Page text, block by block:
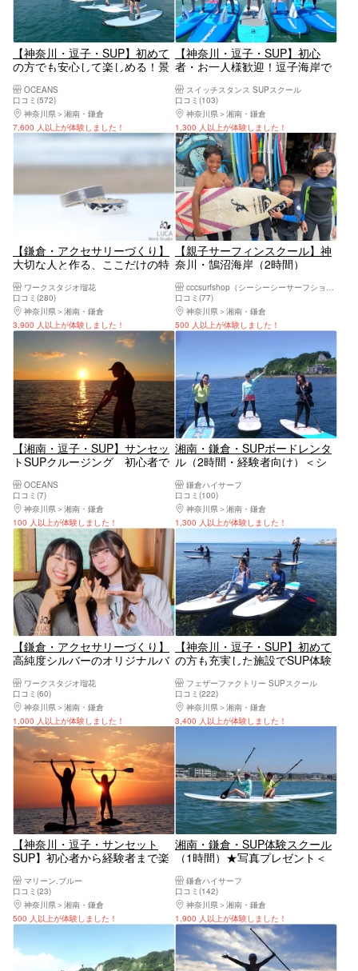
【神奈川・逗子・SUP】初めて
の方でも安心して楽しめる！景
★写真プレゼント
OCEANS
口コミ(572)
神奈川県
湘南・鎌倉
7,600 人以上が体験しました！
【神奈川・逗子・SUP】初心
者・お一人様歓迎！逗子海岸で
ト！スイッチスタンス SUPスクール
口コミ(103)
神奈川県
湘南・鎌倉
1,300 人以上が体験しました！
【鎌倉・アクセサリーづくり】
大切な人と作る、ここだけの特
本格シルバーリング制作（鎌倉
駅より6分／約2時間でお持ち帰
り可能）
ワークスタジオ瑠花
口コミ(280)
神奈川県
湘南・鎌倉
3,900 人以上が体験しました！
【親子サーフィンスクール】神
奈川・鵠沼海岸（2時間）
cccsurfshop（シーシーシーサーフショップ）
口コミ(77)
神奈川県
湘南・鎌倉
500 人以上が体験しました！
【湘南・逗子・SUP】サンセッ
トSUPクルージング 初心者で
プルに大人気！綺麗な景色と
SUPを楽しんでください！!
OCEANS
口コミ(7)
神奈川県
湘南・鎌倉
100 人以上が体験しました！
湘南・鎌倉・SUPボードレンタ
ル（2時間・経験者向け）＜シ
海の目の前！＞
鎌倉ハイサーフ
口コミ(100)
神奈川県
湘南・鎌倉
1,300 人以上が体験しました！
【鎌倉・アクセサリーづくり】
高純度シルバーのオリジナルバ
を作れる特別な体験★（鎌倉駅
より6分／約2時間でお持ち帰り
可能）
ワークスタジオ瑠花
口コミ(60)
神奈川県
湘南・鎌倉
1,000 人以上が体験しました！
【神奈川・逗子・SUP】初めて
の方も充実した施設でSUP体験
フェザーファクトリー SUPスクール
口コミ(222)
神奈川県
湘南・鎌倉
3,400 人以上が体験しました！
【神奈川・逗子・サンセット
SUP】初心者から経験者まで楽
から夕陽を眺めてみませんか？
（写真撮影付き）
マリーン.ブルー
口コミ(23)
神奈川県
湘南・鎌倉
500 人以上が体験しました！
湘南・鎌倉・SUP体験スクール
（1時間）★写真プレゼント＜
分・海の目の前！＞
鎌倉ハイサーフ
口コミ(142)
神奈川県
湘南・鎌倉
1,900 人以上が体験しました！